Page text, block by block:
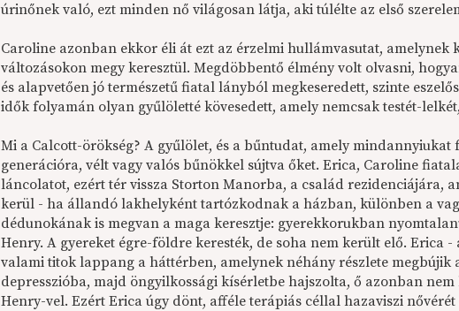
úrinőnek való, ezt minden nő világosan látja, aki túlélte az első
Caroline azonban ekkor éli át ezt az érzelmi hullámvasutat, amelynek
változásokon megy keresztül. Megdöbbentő élmény volt olvasni,
és alapvetően jó természetű fiatal lányból megkeseredett, szinte
idők folyamán olyan gyűlöletté kövesedett, amely nemcsak testét-
Mi a Calcott-örökség? A gyűlölet, és a bűntudat, amely
generációra, vélt vagy valós bűnökkel sújtva őket. Erica, Caroline
láncolatot, ezért tér vissza Storton Manorba, a család rezidenciájára,
kerül - ha állandó lakhelyként tartózkodnak a házban, különben a
dédunokának is megvan a maga keresztje: gyerekkorukban
Henry. A gyereket égre-földre keresték, de soha nem került elő. Erica
valami titok lappang a háttérben, amelynek néhány részlete megbújik
depresszióba, majd öngyilkossági kísérletbe hajszolta, ő azonban
Henry-vel. Ezért Erica úgy dönt, afféle terápiás céllal hazaviszi